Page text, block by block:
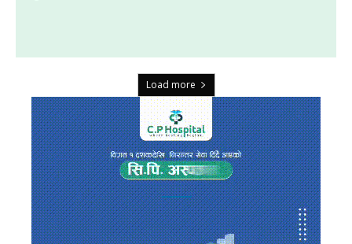
Load more